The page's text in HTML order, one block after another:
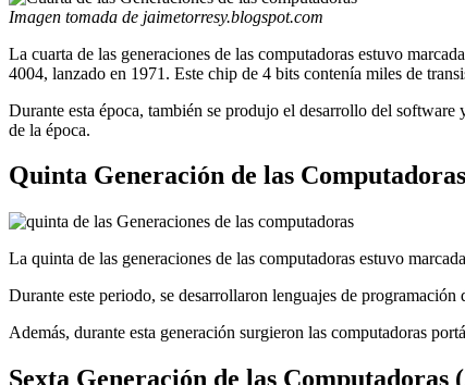
Imagen tomada de jaimetorresy.blogspot.com
La cuarta de las generaciones de las computadoras estuvo
4004, lanzado en 1971. Este chip de 4 bits contenía miles de
Durante esta época, también se produjo el desarrollo del
de la época.
Quinta Generación de las
La quinta de las generaciones de las computadoras estuvo
Durante este periodo, se desarrollaron lenguajes de
Además, durante esta generación surgieron las computadoras
Sexta Generación de las Computadoras